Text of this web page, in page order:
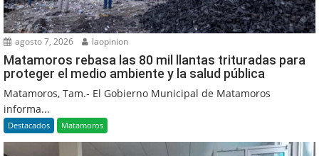
agosto 7, 2026 laopinion
Matamoros rebasa las 80 mil llantas trituradas para
proteger el medio ambiente y la salud pública
Matamoros, Tam.- El Gobierno Municipal de Matamoros
informa...
Destacados Matamoros